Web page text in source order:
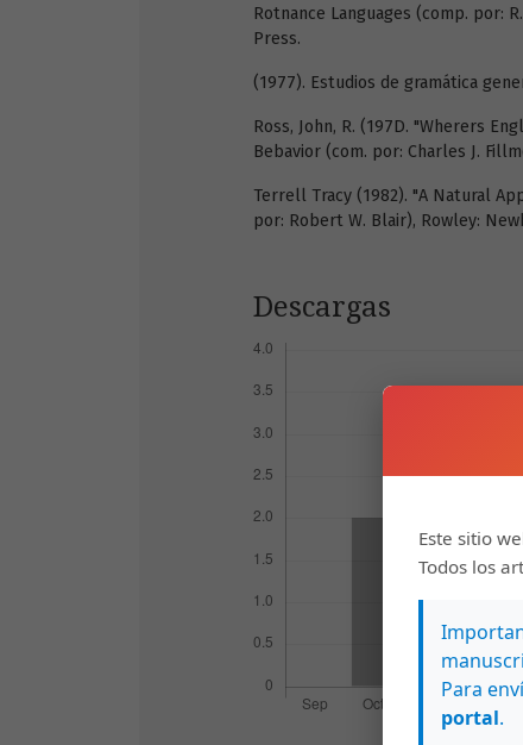
Rotnance Languages (comp. por:
Press.
(1977). Estudios de gramática
Ross, John, R. (197D. "Wherers
Bebavior (com. por: Charles J.
Terrell Tracy (1982). "A Natural
por: Robert W. Blair), Rowley:
Descargas
Este sitio
Todos los
Para
portal.